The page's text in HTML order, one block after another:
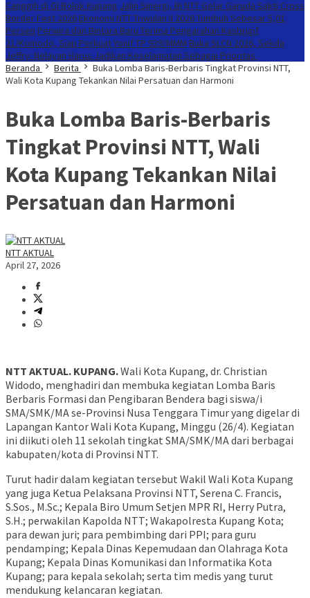
Canggih di GI Bolok Kupang Jalin Sinergi, BI NTT Gelar Garuda Sakti Cross
Border Fest 2026 Ekonomi NTT Triwulan II 2026 Tumbuh Sebesar 5,01
Persen Perwira dan Bintara Baru Terima Pengarahan Kasbrigif
21/Komodo, Siap Perkuat Yonif TP 939/MMM Buka SLCN 2026, Sekda
Jeffry: Nelayan Harus Jadikan Keselamatan Sebagai Prioritas
Beranda
Berita
Buka Lomba Baris-Berbaris Tingkat Provinsi NTT,
Wali Kota Kupang Tekankan Nilai Persatuan dan Harmoni
Buka Lomba Baris-Berbaris
Tingkat Provinsi NTT, Wali
Kota Kupang Tekankan Nilai
Persatuan dan Harmoni
NTT AKTUAL
April 27, 2026
NTT AKTUAL. KUPANG.Wali Kota Kupang, dr. Christian
Widodo, menghadiri dan membuka kegiatan Lomba Baris
Berbaris Formasi dan Pengibaran Bendera bagi siswa/i
SMA/SMK/MA se-Provinsi Nusa Tenggara Timur yang digelar di
Lapangan Kantor Wali Kota Kupang, Minggu (26/4). Kegiatan
ini diikuti oleh 11 sekolah tingkat SMA/SMK/MA dari berbagai
kabupaten/kota di Provinsi NTT.
Turut hadir dalam kegiatan tersebut Wakil Wali Kota Kupang
yang juga Ketua Pelaksana Provinsi NTT, Serena C. Francis,
S.Sos., M.Sc.; Kepala Biro Umum Setjen MPR RI, Herry Putra,
S.H.; perwakilan Kapolda NTT; Wakapolresta Kupang Kota;
para dewan juri; para pembimbing dari PPI; para guru
pendamping; Kepala Dinas Kepemudaan dan Olahraga Kota
Kupang; Kepala Dinas Komunikasi dan Informatika Kota
Kupang; para kepala sekolah; serta tim medis yang turut
mendukung kelancaran kegiatan.